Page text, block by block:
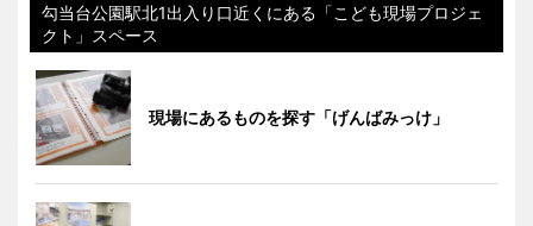
勾当台公園駅北1出入り口近くにある「こども現場プロジェ
クト」スペース
現場にあるものを探す「げんばみっけ」